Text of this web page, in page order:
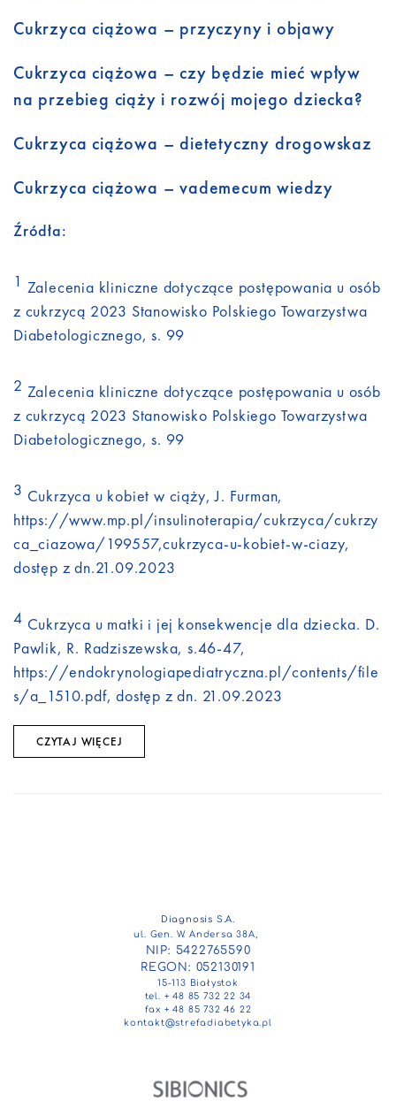
Cukrzyca ciążowa – przyczyny i objawy
Cukrzyca ciążowa – czy będzie mieć wpływ
na przebieg ciąży i rozwój mojego dziecka?
Cukrzyca ciążowa – dietetyczny drogowskaz
Cukrzyca ciążowa – vademecum wiedzy
Źródła:
1 Zalecenia kliniczne dotyczące postępowania u osób
z cukrzycą 2023 Stanowisko Polskiego Towarzystwa
Diabetologicznego, s. 99
2 Zalecenia kliniczne dotyczące postępowania u osób
z cukrzycą 2023 Stanowisko Polskiego Towarzystwa
Diabetologicznego, s. 99
3 Cukrzyca u kobiet w ciąży, J. Furman,
https://www.mp.pl/insulinoterapia/cukrzyca/cukrzy
ca_ciazowa/199557,cukrzyca-u-kobiet-w-ciazy,
dostęp z dn.21.09.2023
4 Cukrzyca u matki i jej konsekwencje dla dziecka. D.
Pawlik, R. Radziszewska, s.46-47,
https://endokrynologiapediatryczna.pl/contents/file
s/a_1510.pdf, dostęp z dn. 21.09.2023
CZYTAJ WIĘCEJ
Diagnosis S.A.
ul. Gen. W. Andersa 38A,
NIP: 5422765590
REGON: 052130191
15-113 Białystok
tel. + 48 85 732 22 34
fax + 48 85 732 46 22
kontakt@strefadiabetyka.pl